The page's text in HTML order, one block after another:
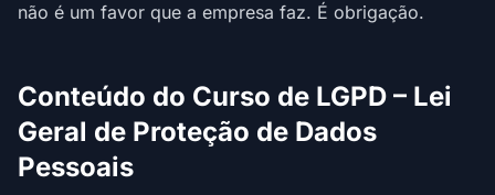
não é um favor que a empresa faz. É obrigação.
Conteúdo do Curso de LGPD – Lei
Geral de Proteção de Dados
Pessoais